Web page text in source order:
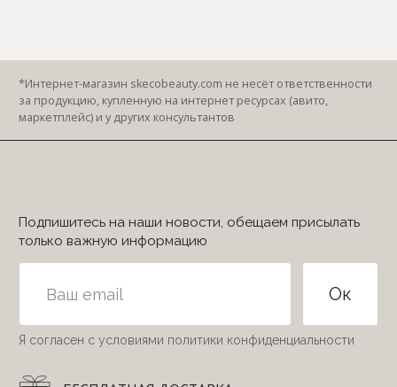
© 2022-2026 Secret of Beauty
Все права защищены
Разработка сайта
mari_techna
ИП Близнюкова Елизавета Анатольевна
ИНН 231711421940
сульфаты. Наши консерванты натуральные и в
минимальном количестве исключительно в готовой
продукции. Сухая косметика натуральна на 100%